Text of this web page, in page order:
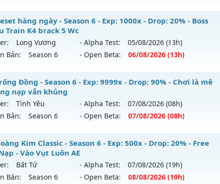
chienthan - 99
mới ra tháng 08 2026 - Mở máy chủChiến thần
99x - Drop: 20%
loại: Mu Nguyên bản Webzen
Anti 8x
hàng ngày - Season 6 - Exp: 1000x - Drop: 20% - Boss
Train K4 brack 5 Wc
Long Vương - Alpha Test: 05/08/2026 (13h)
Bản:
Season 6 - Open Beta: 06/08/2026 (13h)
Reset hàng ngày - Boss Nhiều Train K4 brack 5 Wc
mới ra tháng 08 2026 - Mở máy chủLong Vương
1000x - Drop: 20%
loại: Mu Nguyên bản Webzen
GameGuard
Đồng - Season 6 - Exp: 9999x - Drop: 90% - Chơi là mê
nạp vẫn khủng
Tình Yêu - Alpha Test: 07/08/2026 (08h)
Bản:
Season 6 - Open Beta: 07/08/2026 (08h)
Trống Đồng - Chơi là mê - Không nạp vẫn khủng
mới ra tháng 08 2026 - Mở máy chủTình Yêuvào 08h
9999x - Drop: 90%
Kim Classic - Season 6 - Exp: 500x - Drop: 20% - Free
- Vào Vụt Luôn AE
Bất Tử - Alpha Test: 07/08/2026 (19h)
Bản:
Season 6 - Open Beta: 08/08/2026 (19h)